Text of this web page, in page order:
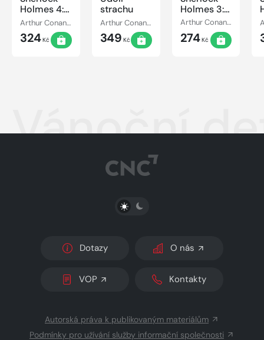
Holmes 4:
Spomienky
na
Sherlocka
Holmesa
Arthur Conan Doyle
324Kč
strachu
Arthur Conan Doyle
349 Kč
Holmes 3:
Pes rodu
Baskervillovcov
Arthur Conan Doyle
274Kč
Vánoční
PŘEPNOUT SVĚTLÝ/TMAVÝ REŽIM
Dotazy O nás
VOP Kontakty
Autorská práva k publikovaným materiálům
Podmínky pro užívání služby informační společnosti